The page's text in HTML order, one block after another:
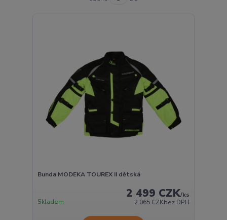
Bunda MODEKA TOUREX II dětská
2 499 CZK/ks
2 065 CZKbez DPH
Skladem